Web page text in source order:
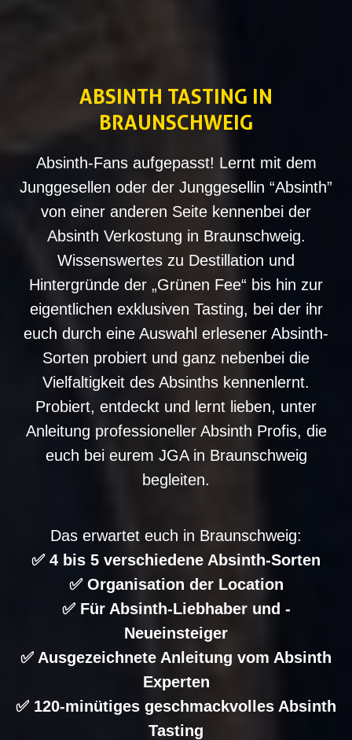
ABSINTH TASTING IN
BRAUNSCHWEIG
Absinth-Fans aufgepasst! Lernt mit dem
Junggesellen oder der Junggesellin “Absinth”
von einer anderen Seite kennenbei der
Absinth Verkostung in Braunschweig.
Wissenswertes zu Destillation und
Hintergründe der „Grünen Fee“ bis hin zur
eigentlichen exklusiven Tasting, bei der ihr
euch durch eine Auswahl erlesener Absinth-
Sorten probiert und ganz nebenbei die
Vielfaltigkeit des Absinths kennenlernt.
Probiert, entdeckt und lernt lieben, unter
Anleitung professioneller Absinth Profis, die
euch bei eurem JGA in Braunschweig
begleiten.
Das erwartet euch in Braunschweig:
✅ 4 bis 5 verschiedene Absinth-Sorten
✅ Organisation der Location
✅ Für Absinth-Liebhaber und -
Neueinsteiger
✅ Ausgezeichnete Anleitung vom Absinth
Experten
✅ 120-minütiges geschmackvolles Absinth
Tasting